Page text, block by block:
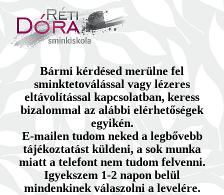
Bármi kérdésed merülne fel
sminktetoválással vagy lézeres
eltávolítással kapcsolatban, keress
bizalommal az alábbi elérhetőségek
egyikén.
E-mailen tudom neked a legbővebb
tájékoztatást küldeni, a sok munka
miatt a telefont nem tudom felvenni.
Igyekszem 1-2 napon belül
mindenkinek válaszolni a levelére.